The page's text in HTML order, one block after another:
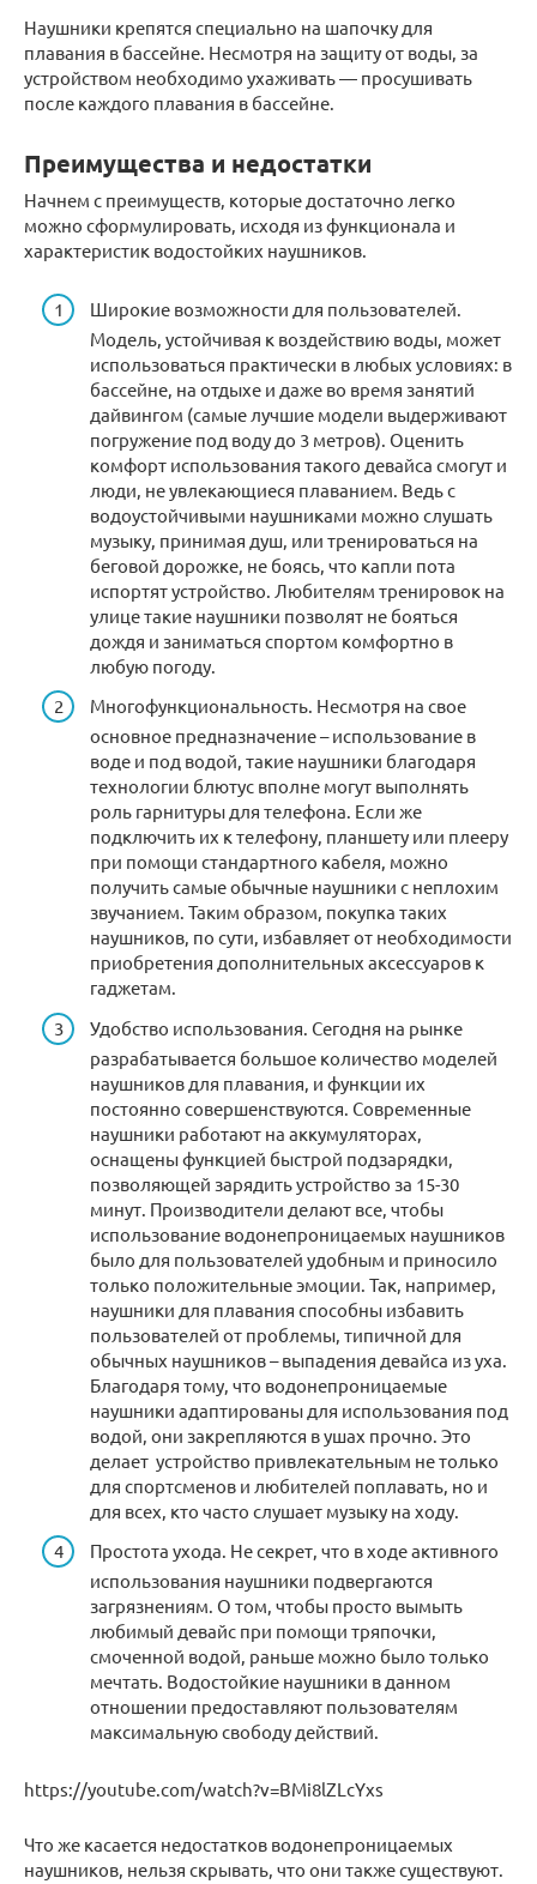
Наушники крепятся специально на шапочку для
плавания в бассейне. Несмотря на защиту от воды, за
устройством необходимо ухаживать — просушивать
после каждого плавания в бассейне.
Преимущества и недостатки
Начнем с преимуществ, которые достаточно легко
можно сформулировать, исходя из функционала и
характеристик водостойких наушников.
Широкие возможности для пользователей.
Модель, устойчивая к воздействию воды, может
использоваться практически в любых условиях: в
бассейне, на отдыхе и даже во время занятий
дайвингом (самые лучшие модели выдерживают
погружение под воду до 3 метров). Оценить
комфорт использования такого девайса смогут и
люди, не увлекающиеся плаванием. Ведь с
водоустойчивыми наушниками можно слушать
музыку, принимая душ, или тренироваться на
беговой дорожке, не боясь, что капли пота
испортят устройство. Любителям тренировок на
улице такие наушники позволят не бояться
дождя и заниматься спортом комфортно в
любую погоду.
Многофункциональность. Несмотря на свое
основное предназначение – использование в
воде и под водой, такие наушники благодаря
технологии блютус вполне могут выполнять
роль гарнитуры для телефона. Если же
подключить их к телефону, планшету или плееру
при помощи стандартного кабеля, можно
получить самые обычные наушники с неплохим
звучанием. Таким образом, покупка таких
наушников, по сути, избавляет от необходимости
приобретения дополнительных аксессуаров к
гаджетам.
Удобство использования. Сегодня на рынке
разрабатывается большое количество моделей
наушников для плавания, и функции их
постоянно совершенствуются. Современные
наушники работают на аккумуляторах,
оснащены функцией быстрой подзарядки,
позволяющей зарядить устройство за 15-30
минут. Производители делают все, чтобы
использование водонепроницаемых наушников
было для пользователей удобным и приносило
только положительные эмоции. Так, например,
наушники для плавания способны избавить
пользователей от проблемы, типичной для
обычных наушников – выпадения девайса из уха.
Благодаря тому, что водонепроницаемые
наушники адаптированы для использования под
водой, они закрепляются в ушах прочно. Это
делает устройство привлекательным не только
для спортсменов и любителей поплавать, но и
для всех, кто часто слушает музыку на ходу.
Простота ухода. Не секрет, что в ходе активного
использования наушники подвергаются
загрязнениям. О том, чтобы просто вымыть
любимый девайс при помощи тряпочки,
смоченной водой, раньше можно было только
мечтать. Водостойкие наушники в данном
отношении предоставляют пользователям
максимальную свободу действий.
https://youtube.com/watch?v=BMi8lZLcYxs
Что же касается недостатков водонепроницаемых
наушников, нельзя скрывать, что они также существуют.